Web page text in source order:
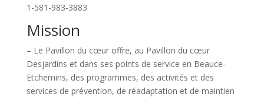
1-581-983-3883
Mission
– Le Pavillon du cœur offre, au Pavillon du cœur
Desjardins et dans ses points de service en Beauce-
Etchemins, des programmes, des activités et des
services de prévention, de réadaptation et de maintien